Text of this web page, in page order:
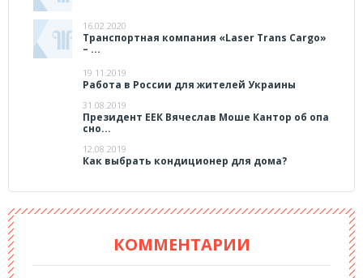
16.02.2020
Транспортная компания «Laser Trans Cargo»
– ...
19.11.2019
Работа в России для жителей Украины
31.08.2019
Президент ЕЕК Вячеслав Моше Кантор об опа
сно...
12.08.2019
Как выбрать кондиционер для дома?
КОММЕНТАРИИ